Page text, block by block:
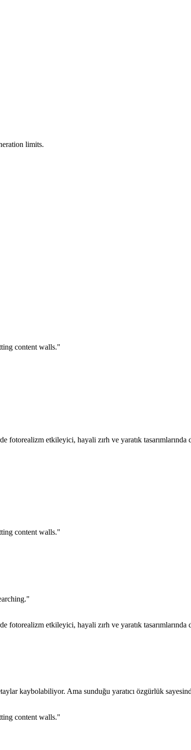
limits.
content walls."
fotorealizm etkileyici, hayali zırh ve yaratık
content walls."
fotorealizm etkileyici, hayali zırh ve yaratık
content walls."
"
kaybolabiliyor. Ama sunduğu yaratıcı özgürlük